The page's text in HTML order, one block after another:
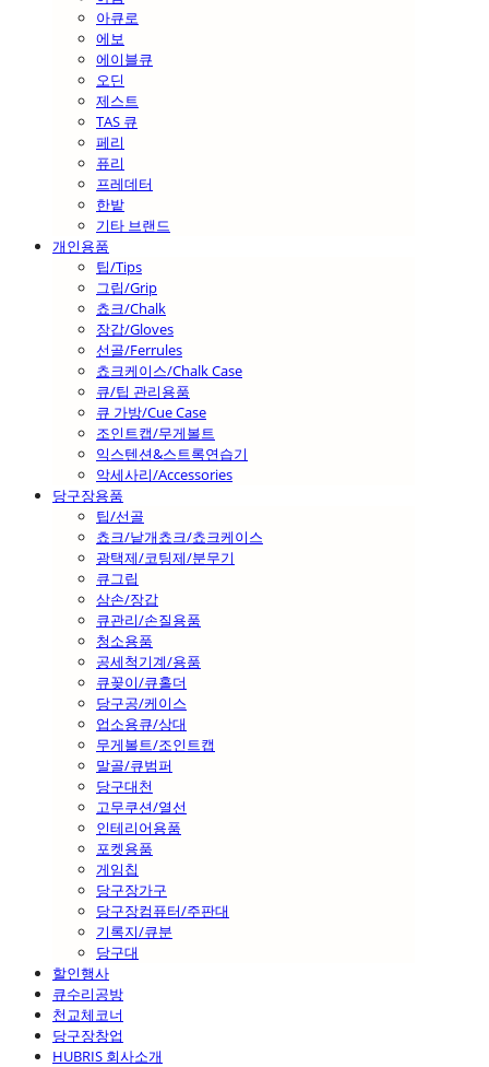
아큐로
에보
에이블큐
오딘
제스트
TAS 큐
페리
퓨리
프레데터
한밭
기타 브랜드
개인용품
팁/Tips
그립/Grip
쵸크/Chalk
장갑/Gloves
선골/Ferrules
쵸크케이스/Chalk Case
큐/팁 관리용품
큐 가방/Cue Case
조인트캡/무게볼트
익스텐션&스트록연습기
악세사리/Accessories
당구장용품
팁/선골
쵸크/낱개쵸크/쵸크케이스
광택제/코팅제/분무기
큐그립
삼손/장갑
큐관리/손질용품
청소용품
공세척기계/용품
큐꽂이/큐홀더
당구공/케이스
업소용큐/상대
무게볼트/조인트캡
말골/큐범퍼
당구대천
고무쿠션/열선
인테리어용품
포켓용품
게임칩
당구장가구
당구장컴퓨터/주판대
기록지/큐분
당구대
할인행사
큐수리공방
천교체코너
당구장창업
HUBRIS 회사소개